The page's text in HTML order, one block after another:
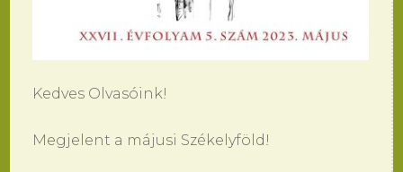
Kedves Olvasóink!
Megjelent a májusi Székelyföld!